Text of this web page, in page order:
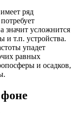
ряд
значит усложнится
и т.п. устройства.
упадет
равных
и осадков,